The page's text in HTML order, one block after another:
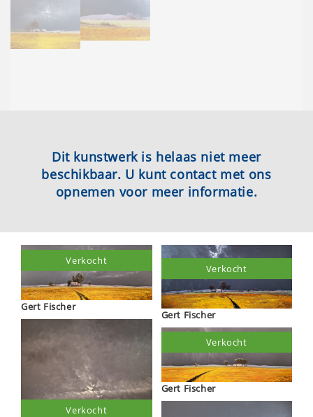
Dit kunstwerk is helaas niet meer
beschikbaar. U kunt contact met ons
opnemen voor meer informatie.
Gert Fischer
Verkocht
Verkocht
Gert Fischer
Verkocht
Gert Fischer
Verkocht